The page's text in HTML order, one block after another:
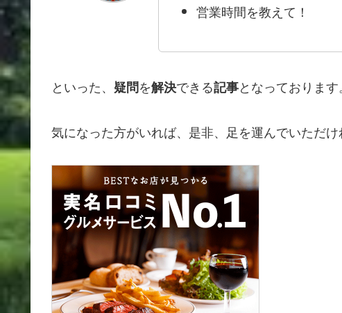
営業時間を教えて！
といった、 疑問を解決できる記事となっております。
気になった方がいれば、是非、足を運んでいただけ